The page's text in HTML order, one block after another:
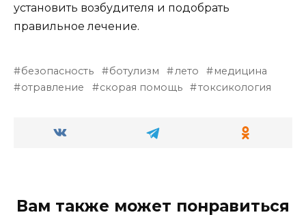
установить возбудителя и подобрать
правильное лечение.
безопасность ботулизм лето
медицина
отравление
скорая помощь токсикология
Вам также может понравиться